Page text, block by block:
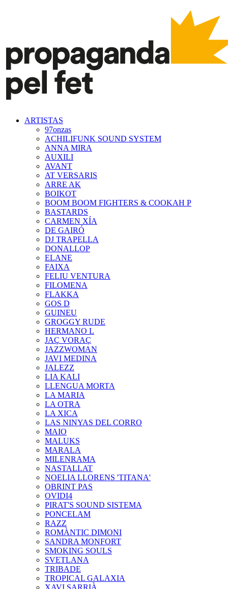
ARTISTAS
97onzas
ACHILIFUNK SOUND SYSTEM
ANNA MIRA
AUXILI
AVANT
AT VERSARIS
ARRE AK
BOIKOT
BOOM BOOM FIGHTERS & COOKAH P
BASTARDS
CARMEN XÍA
DE GAIRÓ
DJ TRAPELLA
DONALLOP
ELANE
FAIXA
FELIU VENTURA
FILOMENA
FLAKKA
GOS D
GUINEU
GROGGY RUDE
HERMANO L
JAÇ VORAÇ
JAZZWOMAN
JAVI MEDINA
JALEZZ
LIA KALI
LLENGUA MORTA
LA MARIA
LA OTRA
LA XICA
LAS NINYAS DEL CORRO
MAIO
MALUKS
MARALA
MILENRAMA
NASTALLAT
NOELIA LLORENS 'TITANA'
OBRINT PAS
OVIDI4
PIRAT'S SOUND SISTEMA
PONCELAM
RAZZ
ROMÀNTIC DIMONI
SANDRA MONFORT
SMOKING SOULS
SVETLANA
TRIBADE
TROPICAL GALAXIA
XAVI SARRIÀ